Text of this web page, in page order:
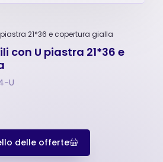
21*36 e copertura gialla
con U piastra 21*36 e
U
delle offerte